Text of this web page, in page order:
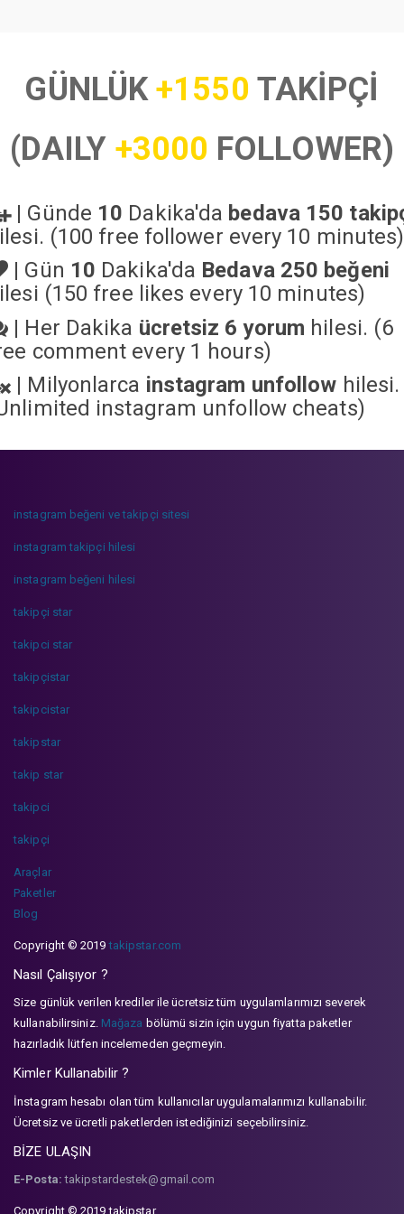
GÜNLÜK+1550 TAKİPÇİ
(DAILY +3000 FOLLOWER)
| Günde 10 Dakika'da bedava 150
(100 free follower every 10 minutes)
| Gün 10 Dakika'da Bedava 250 beğeni
(150 free likes every 10 minutes)
| Her Dakika ücretsiz 6 yorum hilesi. (6
comment every 1 hours)
| Milyonlarca instagram unfollow hilesi.
instagram unfollow cheats)
instagram beğeni ve takipçi sitesi
instagram takipçi hilesi
instagram beğeni hilesi
takipçi star
takipci star
takipçistar
takipcistar
takipstar
takip star
takipci
takipçi
Araçlar
Paketler
Blog
Copyright © 2019takipstar.com
Nasıl Çalışıyor ?
Size günlük verilen krediler ile ücretsiz tüm uygulamlarımızı severek
kullanabilirsiniz. Mağaza bölümü sizin için uygun fiyatta paketler
hazırladık lütfen incelemeden geçmeyin.
Kimler Kullanabilir ?
İnstagram hesabı olan tüm kullanıcılar uygulamalarımızı kullanabilir.
Ücretsiz ve ücretli paketlerden istediğinizi seçebilirsiniz.
BİZE ULAŞIN
E-Posta: takipstardestek@gmail.com
Copyright © 2019 takipstar.